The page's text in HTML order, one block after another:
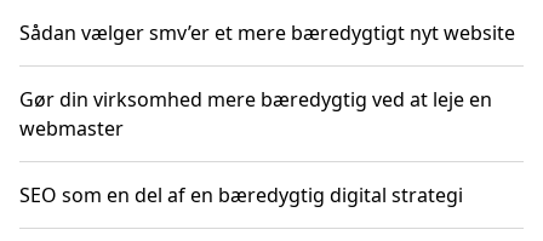
Sådan vælger smv’er et mere bæredygtigt nyt website
Gør din virksomhed mere bæredygtig ved at leje en
webmaster
SEO som en del af en bæredygtig digital strategi